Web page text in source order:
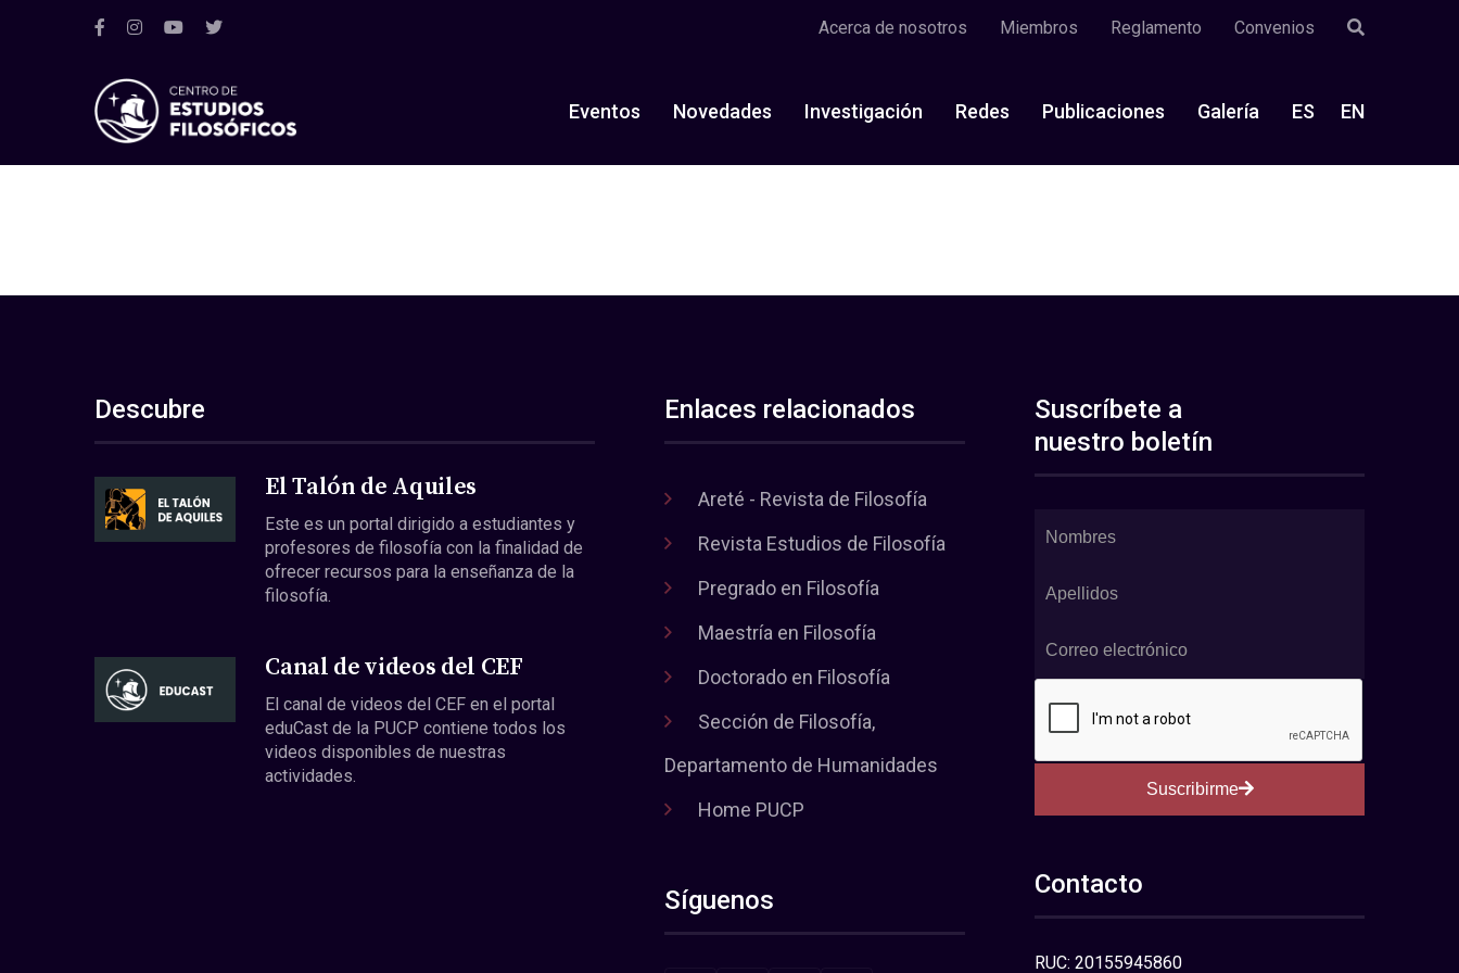
Acerca de nosotros Miembros Reglamento Convenios
Eventos Novedades Investigación Redes Publicaciones Galería ES EN
Descubre
El Talón de Aquiles
Este es un portal dirigido a estudiantes y
profesores de filosofía con la finalidad de
ofrecer recursos para la enseñanza de la
filosofía.
Canal de videos del CEF
El canal de videos del CEF en el portal
eduCast de la PUCP contiene todos los
videos disponibles de nuestras
actividades.
Enlaces relacionados
Areté - Revista de Filosofía
Revista Estudios de Filosofía
Pregrado en Filosofía
Maestría en Filosofía
Doctorado en Filosofía
Sección de Filosofía,
Departamento de Humanidades
Home PUCP
Síguenos
Suscríbete a
nuestro boletín
Suscribirme
Contacto
RUC: 20155945860